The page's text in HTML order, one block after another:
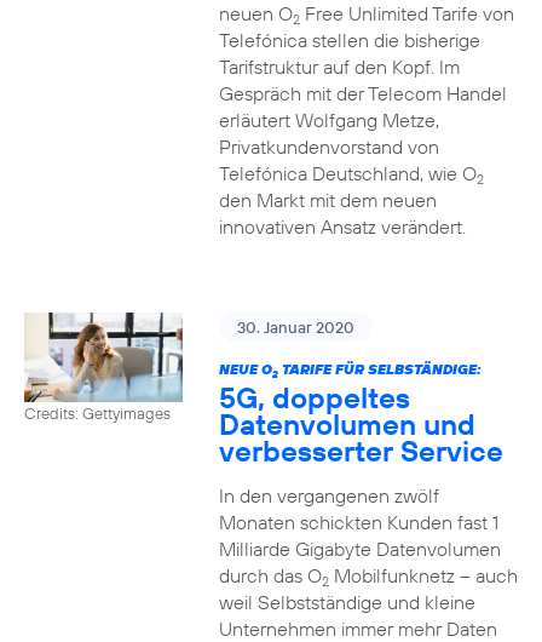
neuen O2Free Unlimited Tarife von
Telefónica stellen die bisherige
Tarifstruktur auf den Kopf. Im
Gespräch mit der Telecom Handel
erläutert Wolfgang Metze,
Privatkundenvorstand von
Telefónica Deutschland, wie O2
den Markt mit dem neuen
innovativen Ansatz verändert.
Credits: Gettyimages
30. Januar 2020
NEUE O2TARIFE FÜR SELBSTÄNDIGE:
5G, doppeltes
Datenvolumen und
verbesserter Service
In den vergangenen zwölf
Monaten schickten Kunden fast 1
Milliarde Gigabyte Datenvolumen
durch das O2Mobilfunknetz – auch
weil Selbstständige und kleine
Unternehmen immer mehr Daten